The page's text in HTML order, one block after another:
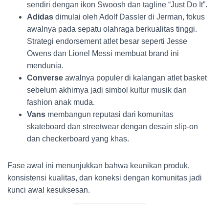
sendiri dengan ikon Swoosh dan tagline “Just Do It”.
Adidas dimulai oleh Adolf Dassler di Jerman, fokus
awalnya pada sepatu olahraga berkualitas tinggi.
Strategi endorsement atlet besar seperti Jesse
Owens dan Lionel Messi membuat brand ini
mendunia.
Converse awalnya populer di kalangan atlet basket
sebelum akhirnya jadi simbol kultur musik dan
fashion anak muda.
Vans membangun reputasi dari komunitas
skateboard dan streetwear dengan desain slip-on
dan checkerboard yang khas.
Fase awal ini menunjukkan bahwa keunikan produk,
konsistensi kualitas, dan koneksi dengan komunitas jadi
kunci awal kesuksesan.